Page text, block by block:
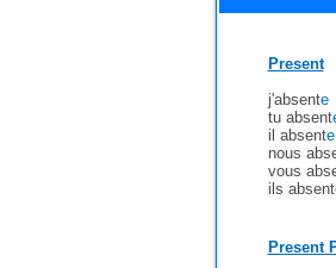
Present
j'absente
tu absent
il absente
nous
vous
ils absent
Present